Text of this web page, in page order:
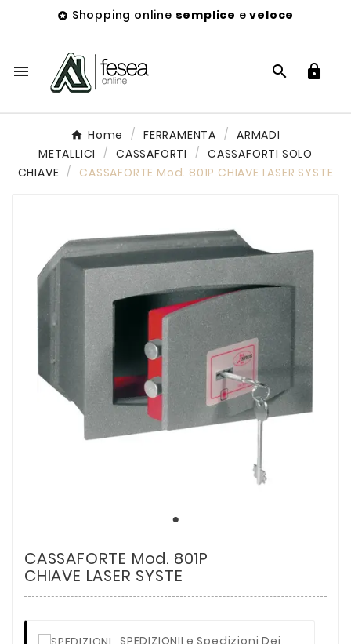
 Shopping online semplice eveloce
  
Home FERRAMENTA
ARMADI
METALLICI
CASSAFORTI
CASSAFORTI SOLO
CHIAVE
CASSAFORTE Mod. 801P CHIAVE LASER SYSTE
CASSAFORTE Mod. 801P
CHIAVE LASER SYSTE
SPEDIZIONILe Spedizioni Dei